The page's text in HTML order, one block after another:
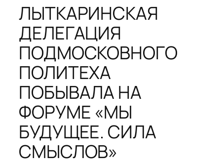
ЛЫТКАРИНСКАЯ
ДЕЛЕГАЦИЯ
ПОДМОСКОВНОГО
ПОЛИТЕХА
ПОБЫВАЛА НА
ФОРУМЕ «МЫ
БУДУЩЕЕ. СИЛА
СМЫСЛОВ»